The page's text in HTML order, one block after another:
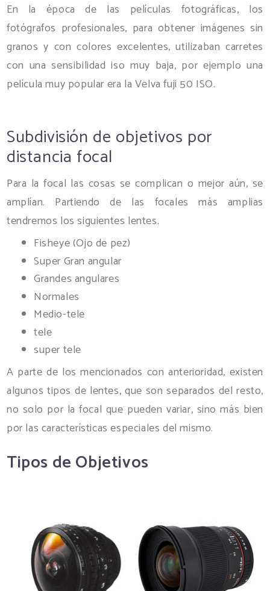
En la época de las películas fotográficas, los
fotógrafos profesionales, para obtener imágenes sin
granos y con colores excelentes, utilizaban carretes
con una sensibilidad iso muy baja, por ejemplo una
película muy popular era la Velva fuji 50 ISO.
Subdivisión de objetivos por
distancia focal
Para la focal las cosas se complican o mejor aún, se
amplían. Partiendo de las focales más amplias
tendremos los siguientes lentes.
Fisheye (Ojo de pez)
Super Gran angular
Grandes angulares
Normales
Medio-tele
tele
super tele
A parte de los mencionados con anterioridad, existen
algunos tipos de lentes, que son separados del resto,
no solo por la focal que pueden variar, sino más bien
por las características especiales del mismo.
Tipos de Objetivos